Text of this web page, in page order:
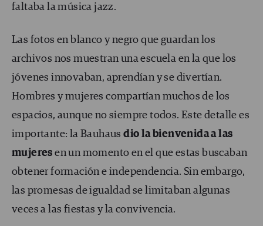
faltaba la música jazz.
Las fotos en blanco y negro que guardan los
archivos nos muestran una escuela en la que los
jóvenes innovaban, aprendían y se divertían.
Hombres y mujeres compartían muchos de los
espacios, aunque no siempre todos. Este detalle es
importante: la Bauhausdio la bienvenida a las
mujeres en un momento en el que estas buscaban
obtener formación e independencia. Sin embargo,
las promesas de igualdad se limitaban algunas
veces a las fiestas y la convivencia.